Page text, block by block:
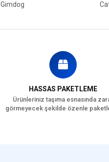
Gimdog
HASSAS PAKETLEME
Ürünleriniz taşıma esnasında
görmeyecek şekilde özenle